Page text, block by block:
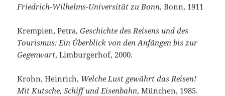
Friedrich-Wilhelms-Universität zu Bonn, Bonn, 1911
Krempien, Petra,Geschichte des Reisens und des
Tourismus: Ein Überblick von den Anfängen bis zur
Gegenwart, Limburgerhof, 2000.
Krohn, Heinrich, Welche Lust gewährt das Reisen!
Mit Kutsche, Schiff und Eisenbahn, München, 1985.